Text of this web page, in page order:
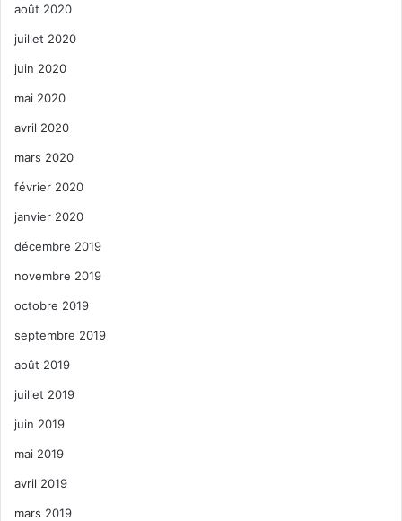
août 2020
juillet 2020
juin 2020
mai 2020
avril 2020
mars 2020
février 2020
janvier 2020
décembre 2019
novembre 2019
octobre 2019
septembre 2019
août 2019
juillet 2019
juin 2019
mai 2019
avril 2019
mars 2019